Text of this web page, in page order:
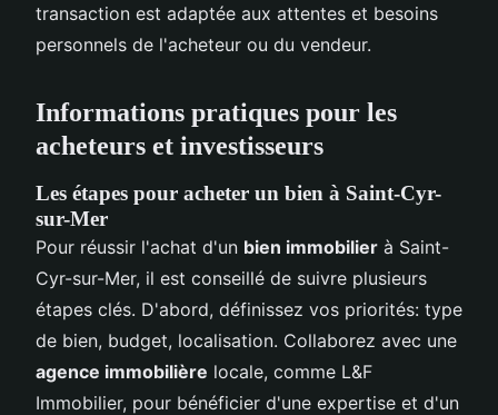
transaction est adaptée aux attentes et besoins
personnels de l'acheteur ou du vendeur.
Informations pratiques pour les
acheteurs et investisseurs
Les étapes pour acheter un bien à Saint-Cyr-
sur-Mer
Pour réussir l'achat d'un bien immobilier à Saint-
Cyr-sur-Mer, il est conseillé de suivre plusieurs
étapes clés. D'abord, définissez vos priorités: type
de bien, budget, localisation. Collaborez avec une
agence immobilière locale, comme L&F
Immobilier, pour bénéficier d'une expertise et d'un